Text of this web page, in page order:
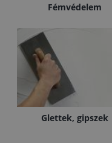
Fémvédelem
Glettek, gipszek